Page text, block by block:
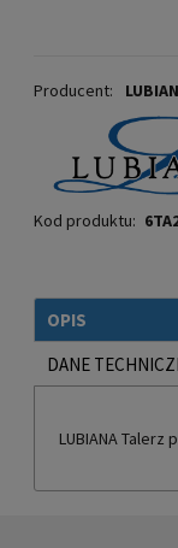
Producent:
Kod produktu:
OPIS
DANE
LUBIANA Talerz